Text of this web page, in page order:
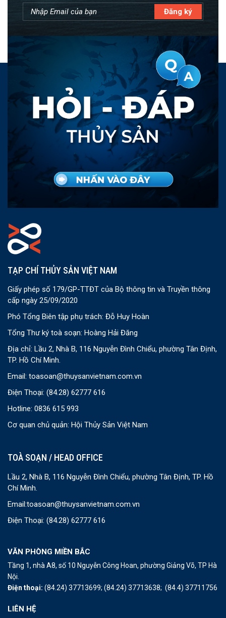
TẠP CHÍ THỦY SẢN VIỆT NAM
Giấy phép số 179/GP-TTĐT của Bộ thông tin và Truyền thông
cấp ngày 25/09/2020
Phó Tổng Biên tập phụ trách: Đỗ Huy Hoàn
Tổng Thư ký toà soạn: Hoàng Hải Đăng
Địa chỉ: Lầu 2, Nhà B, 116 Nguyễn Đình Chiểu, phường Tân Định,
TP. Hồ Chí Minh.
Email: toasoan@thuysanvietnam.com.vn
Điện Thoại: (84.28) 62777 616
Hotline: 0836 615 993
Cơ quan chủ quản: Hội Thủy Sản Việt Nam
TOÀ SOẠN / HEAD OFFICE
Lầu 2, Nhà B, 116 Nguyễn Đình Chiểu, phường Tân Định, TP. Hồ
Chí Minh.
Email:toasoan@thuysanvietnam.com.vn
Điện Thoại: (84.28) 62777 616
VĂN PHÒNG MIỀN BẮC
Tầng 1, nhà A8, số 10 Nguyễn Công Hoan, phường Giảng Võ, TP Hà
Nội.
Điện thoại: (84.24) 37713699; (84.24) 37713638; (84.4) 37711756
LIÊN HỆ